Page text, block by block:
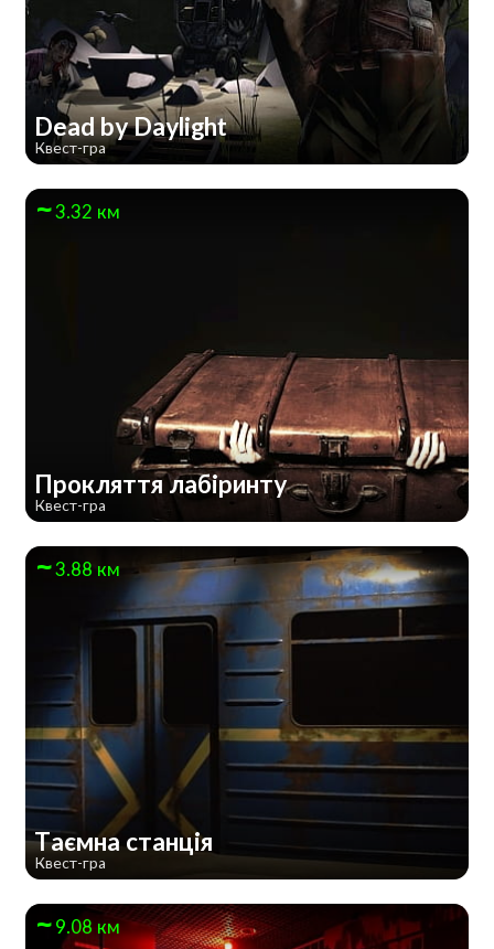
Dead by Daylight
Квест-гра
3.32 км
Прокляття лабіринту
Квест-гра
3.88 км
Таємна станція
Квест-гра
9.08 км